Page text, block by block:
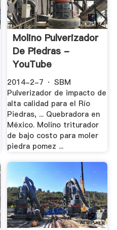
Molino Pulverizador
De Piedras -
YouTube
2014-2-7 · SBM
Pulverizador de impacto de
alta calidad para el Río
Piedras, ... Quebradora en
México. Molino triturador
de bajo costo para moler
piedra pomez ...